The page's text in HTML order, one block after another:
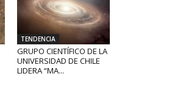
TENDENCIA
GRUPO CIENTÍFICO DE LA
UNIVERSIDAD DE CHILE
LIDERA “MA...